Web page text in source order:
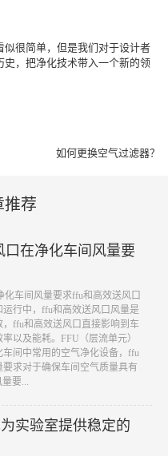
很简单，但是我们对于设计者
，把净化技术带入一个新的领
如何更换空气过滤器？
推荐
口在净化车间风量要
化车间风量要求ffu和高效送风口
行中，ffu和高效送风口风量是
ffu和高效送风口直接影响到车
以及能耗。FFU（层流单元）
间中常用的空气净化设备，ffu
求对于确保车间空气质量具有
要...
实验室提供稳定的